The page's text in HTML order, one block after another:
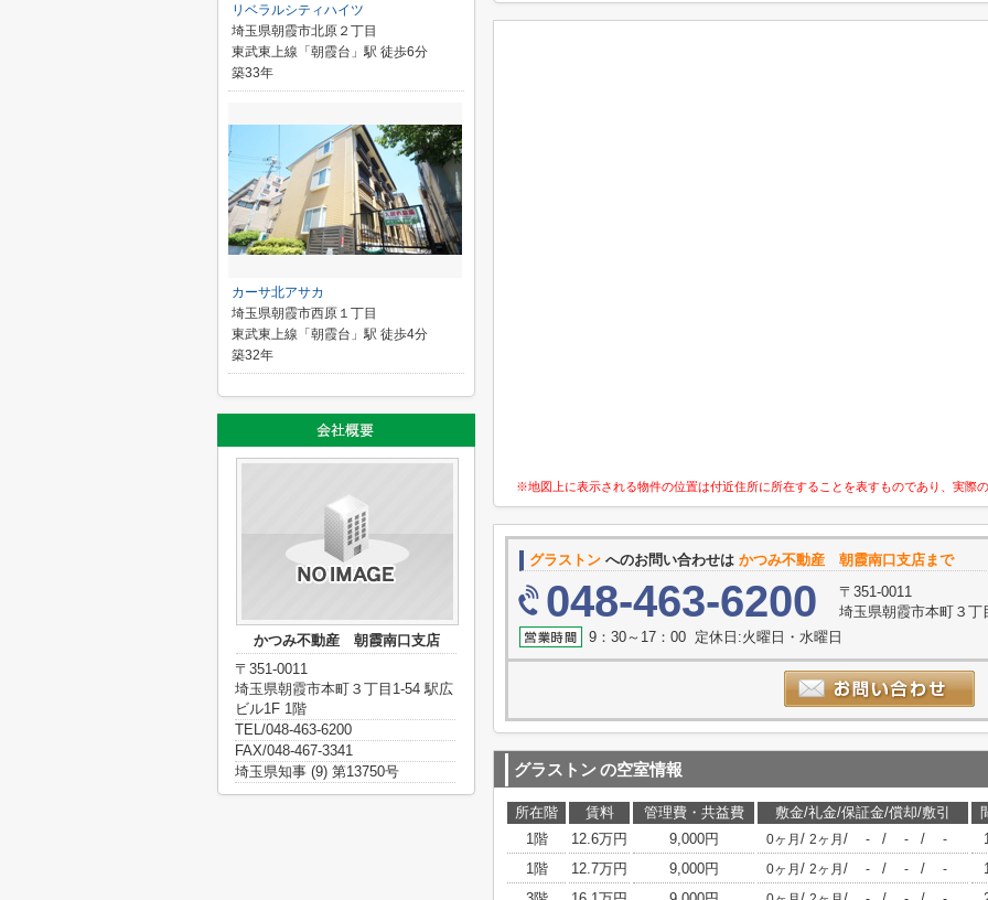
※地図上に表示される物件の位置は付近住所に所在することを表すものであり、実際
グラストン へのお問い合わせは かつみ不動産 朝霞南口支店まで
048-463-6200
〒351-0011
埼玉県朝霞市本町３丁
9：30～17：00 定休日:火曜日・水曜日
グラストンの空室情報
所在階 賃料 管理費・共益費 敷金/礼金/保証金/償却/敷引
1階
12.6万円 9,000円 0ヶ月 / 2ヶ月 / - / - / -
1階
12.7万円 9,000円 0ヶ月 / 2ヶ月 / - / - / -
リベラルシティハイツ
埼玉県朝霞市北原２丁目
東武東上線「朝霞台」駅 徒歩6分
築33年
カーサ北アサカ
埼玉県朝霞市西原１丁目
東武東上線「朝霞台」駅 徒歩4分
築32年
かつみ不動産 朝霞南口支店
〒351-0011
埼玉県朝霞市本町３丁目1-54 駅広
ビル1F 1階
TEL/048-463-6200
FAX/048-467-3341
埼玉県知事 (9) 第13750号